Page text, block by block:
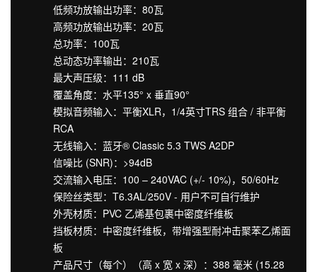
低频功放输出功率：80瓦
高频功放输出功率：20瓦
总功率：100瓦
总动态功率输出：210瓦
最大声压级：111 dB
覆盖角度：水平135° x 垂直90°
模拟音频输入：平衡XLR，1/4英寸TRS 组合 / 非平衡
RCA
无线输入：蓝牙® Classic 5.3 TWS A2DP
信噪比 (SNR)：>94dB
交流输入电压：100 – 240VAC (+/- 10%)，50/60Hz
保险丝类型：T6.3AL/250V - 用户不可自行维护
外壳材质：PVC 乙烯基包裹中密度纤维板
挡板材质：中密度纤维板，带增强型耐冲击聚苯乙烯面
板
产品尺寸（每个）（高 x 宽 x 深）：388 毫米 (15.28